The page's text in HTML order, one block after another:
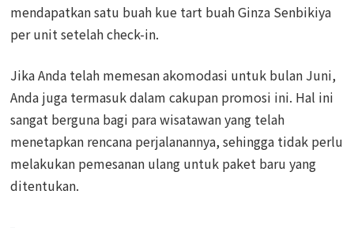
mendapatkan satu buah kue tart buah Ginza Senbikiya
per unit setelah check-in.
Jika Anda telah memesan akomodasi untuk bulan Juni,
Anda juga termasuk dalam cakupan promosi ini. Hal ini
sangat berguna bagi para wisatawan yang telah
menetapkan rencana perjalanannya, sehingga tidak perlu
melakukan pemesanan ulang untuk paket baru yang
ditentukan.